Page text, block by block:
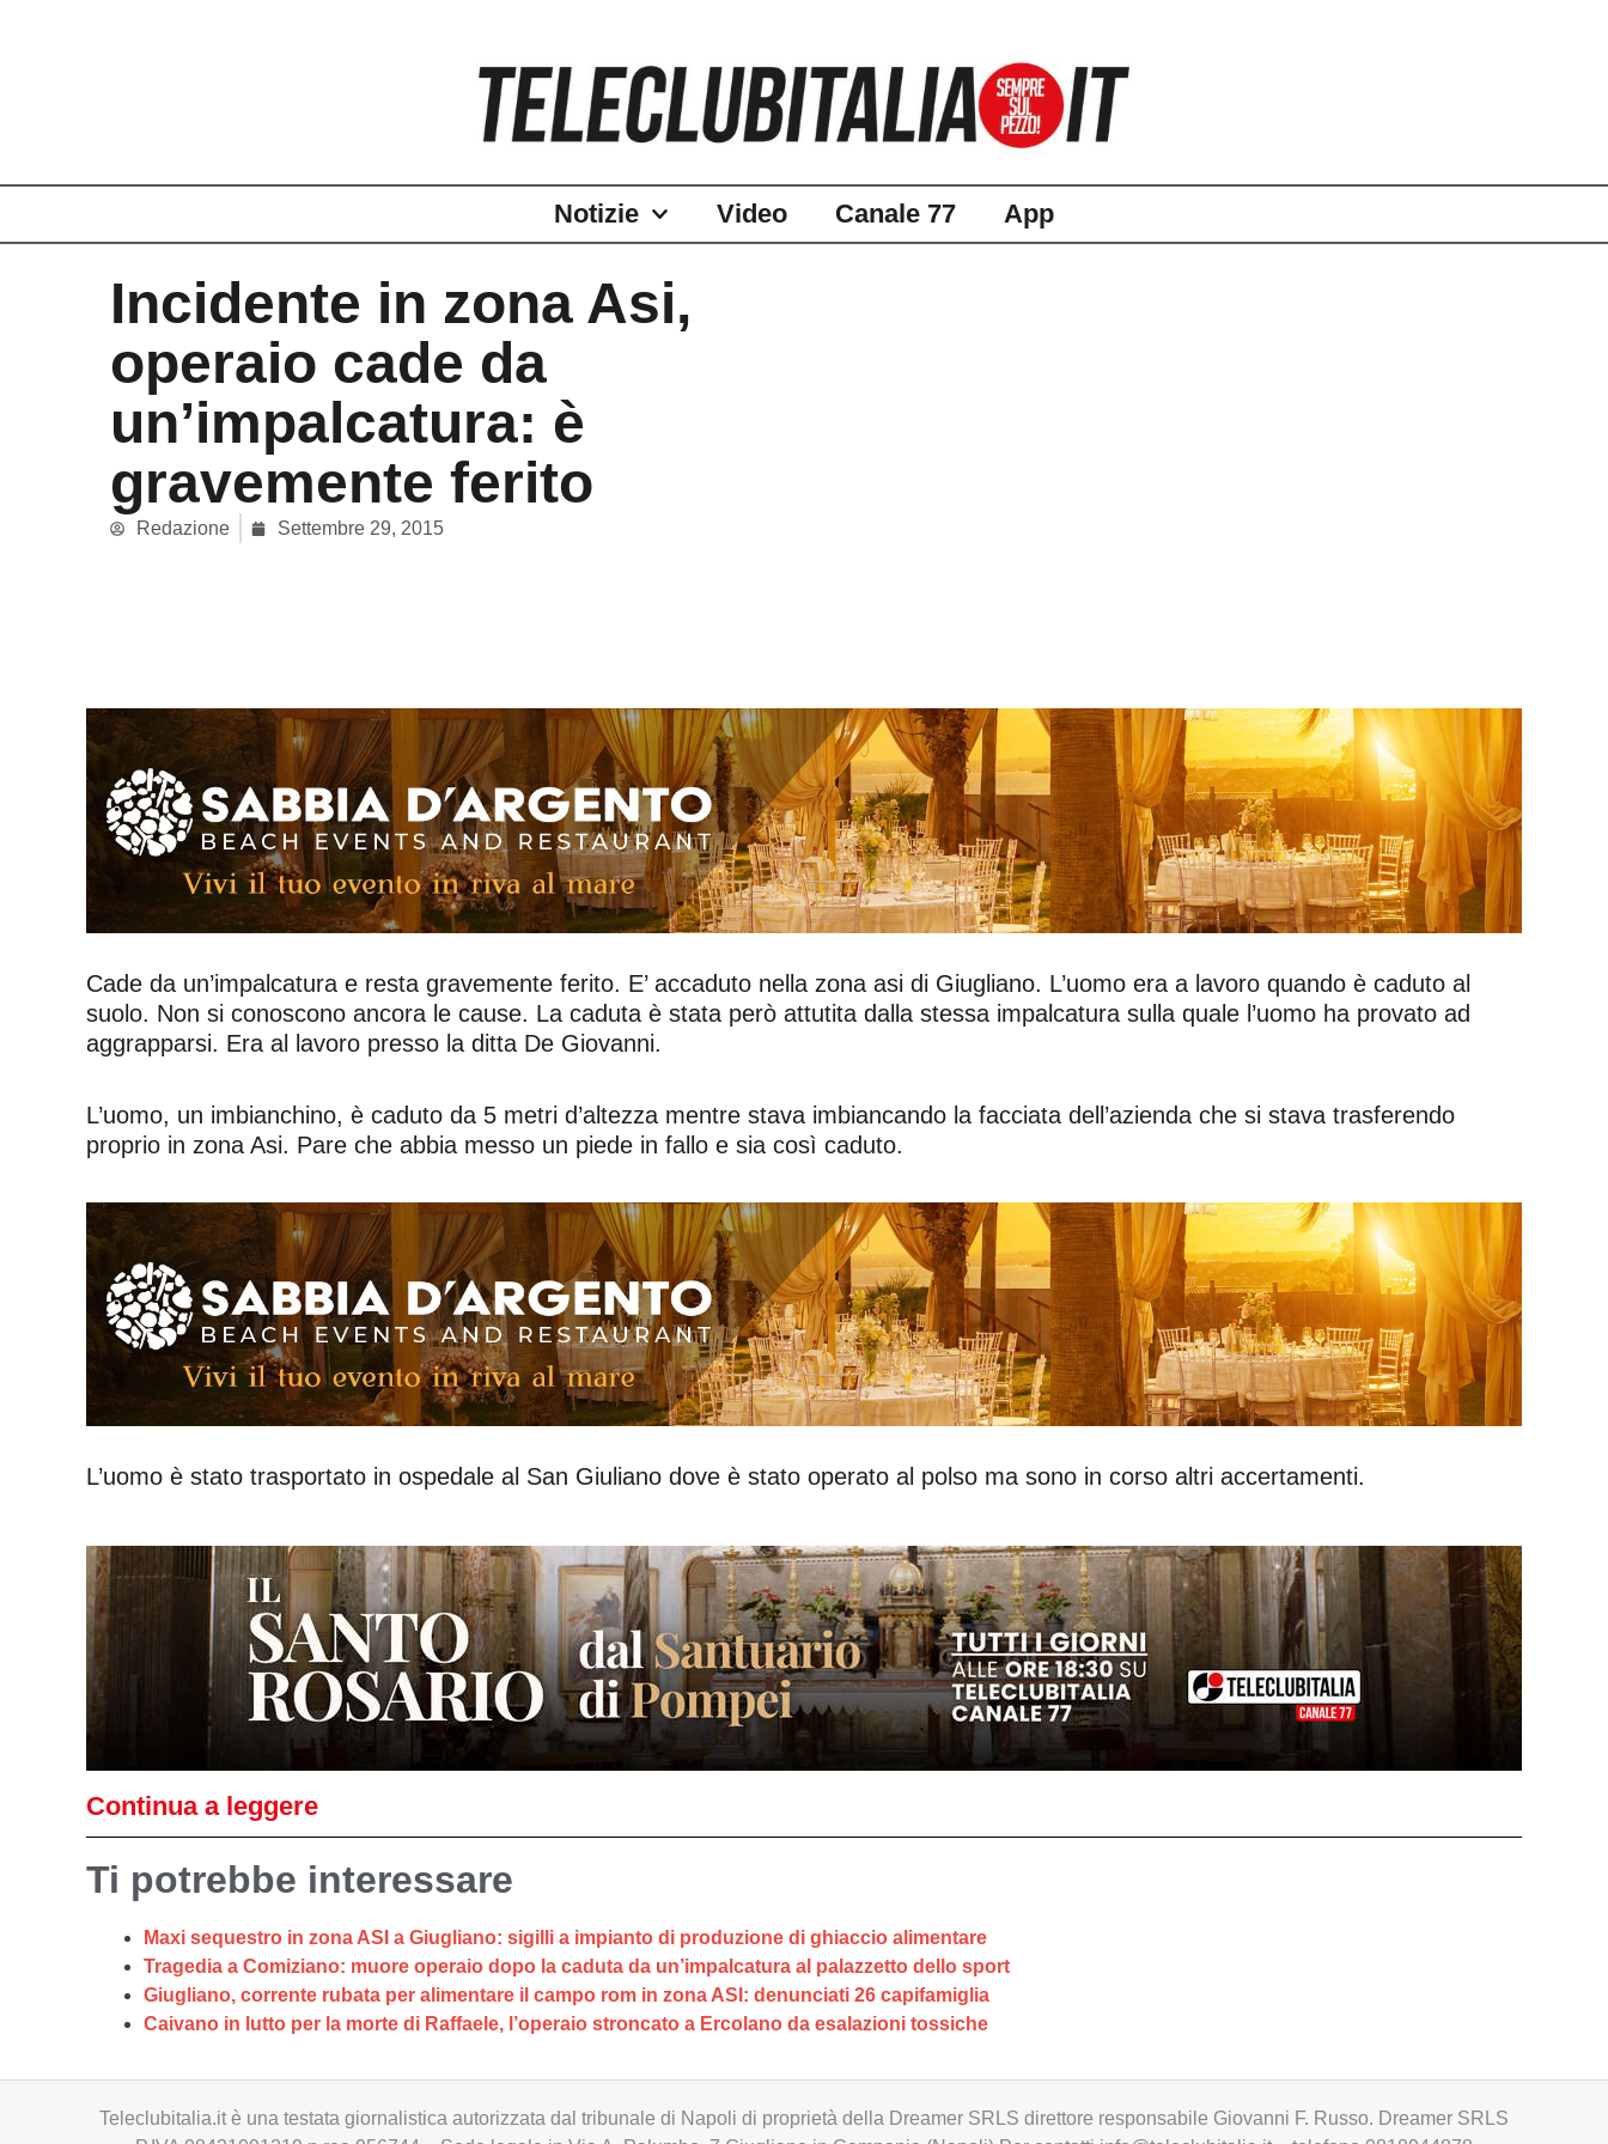
Notizie Video Canale 77 App
Incidente in zona Asi,
operaio cade da
un’impalcatura: è
gravemente ferito
Redazione Settembre 29, 2015
Cade da un’impalcatura e resta gravemente ferito. E’ accaduto nella zona asi di Giugliano. L’uomo era a lavoro quando è caduto al
suolo. Non si conoscono ancora le cause. La caduta è stata però attutita dalla stessa impalcatura sulla quale l’uomo ha provato ad
aggrapparsi. Era al lavoro presso la ditta De Giovanni.
L’uomo, un imbianchino, è caduto da 5 metri d’altezza mentre stava imbiancando la facciata dell’azienda che si stava trasferendo
proprio in zona Asi. Pare che abbia messo un piede in fallo e sia così caduto.
L’uomo è stato trasportato in ospedale al San Giuliano dove è stato operato al polso ma sono in corso altri accertamenti.
Continua a leggere
Ti potrebbe interessare
Maxi sequestro in zona ASI a Giugliano: sigilli a impianto di produzione di ghiaccio alimentare
Tragedia a Comiziano: muore operaio dopo la caduta da un’impalcatura al palazzetto dello sport
Giugliano, corrente rubata per alimentare il campo rom in zona ASI: denunciati 26 capifamiglia
Caivano in lutto per la morte di Raffaele, l’operaio stroncato a Ercolano da esalazioni tossiche
Teleclubitalia.it è una testata giornalistica autorizzata dal tribunale di Napoli di proprietà della Dreamer SRLS direttore responsabile Giovanni F. Russo. Dreamer SRLS